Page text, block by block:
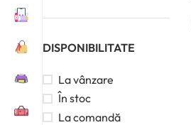
DISPONIBILITATE
La vânzare
În stoc
La comandă